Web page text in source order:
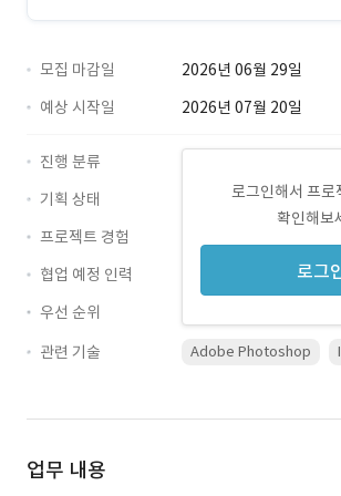
모집 마감일
2026년 06월 29일
예상 시작일
2026년 07월 20일
로그인해서 프로
확인해보
로그
진행 분류
기획 상태
프로젝트 경험
협업 예정 인력
우선 순위
관련 기술
Adobe Photoshop
업무 내용